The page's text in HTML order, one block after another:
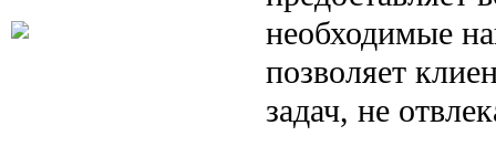
необходимые
позволяет
задач, не